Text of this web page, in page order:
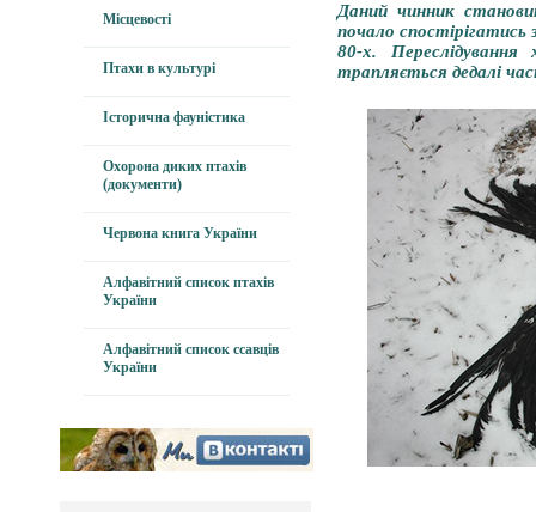
Місцевості
Птахи в культурі
Історична фауністика
Охорона диких птахів
(документи)
Червона книга України
Алфавітний список птахів
України
Алфавітний список ссавців
України
Даний чинник
почало спостірігатись
80-х.
трапляється дедалі